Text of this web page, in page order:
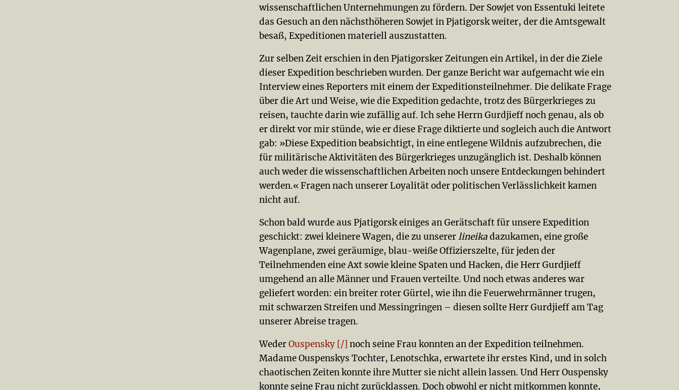
wissenschaftlichen Unternehmungen zu fördern. Der Sowjet von Essentuki leitete
das Gesuch an den nächsthöheren Sowjet in Pjatigorsk weiter, der die Amts­gewalt
besaß, Expeditionen materiell auszustatten.
Zur selben Zeit erschien in den Pjatigorsker Zeitungen ein Artikel, in der die Ziele
dieser Expedition beschrieben wurden. Der ganze Bericht war aufgemacht wie ein
Interview eines Reporters mit einem der Expeditionsteilnehmer. Die delikate Frage
über die Art und Weise, wie die Expedition gedachte, trotz des Bürgerkrieges zu
reisen, tauchte darin wie zufällig auf. Ich sehe Herrn Gurdjieff noch genau, als ob
er direkt vor mir stünde, wie er diese Frage diktierte und sogleich auch die Antwort
gab: »Diese Expedition beabsichtigt, in eine entlegene Wildnis aufzubrechen, die
für militärische Aktivitäten des Bürgerkrieges unzugänglich ist. Deshalb können
auch weder die wissenschaftlichen Arbeiten noch unsere Entdeckungen behindert
werden.« Fragen nach unserer Loyalität oder politischen Verlässlichkeit kamen
nicht auf.
Schon bald wurde aus Pjatigorsk einiges an Gerätschaft für unsere Expedition
geschickt: zwei kleinere Wagen, die zu unsererlineikadazukamen, eine große
Wagenplane, zwei geräumige, blau-weiße Offizierszelte, für jeden der
Teilnehmenden eine Axt sowie kleine Spaten und Hacken, die Herr Gurdjieff
umgehend an alle Männer und Frauen verteilte. Und noch etwas anderes war
geliefert worden: ein breiter roter Gürtel, wie ihn die Feuerwehrmänner trugen,
mit schwarzen Streifen und Messingringen – diesen sollte Herr Gurdjieff am Tag
unserer Abreise tragen.
WederOuspensky [/] noch seine Frau konnten an der Expedition teilnehmen.
Madame Ouspenskys Tochter, Lenotschka, erwartete ihr erstes Kind, und in solch
chaotischen Zeiten konnte ihre Mutter sie nicht allein lassen. Und Herr Ouspensky
konnte seine Frau nicht zurücklassen. Doch obwohl er nicht mitkommen konnte,